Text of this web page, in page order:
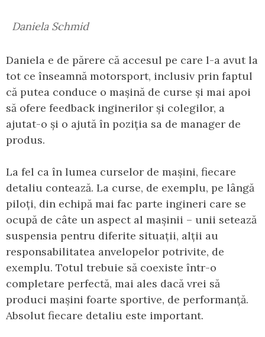
Daniela Schmid
Daniela e de părere că accesul pe care l-a avut la
tot ce înseamnă motorsport, inclusiv prin faptul
că putea conduce o mașină de curse și mai apoi
să ofere feedback inginerilor și colegilor, a
ajutat-o și o ajută în poziția sa de manager de
produs.
La fel ca în lumea curselor de mașini, fiecare
detaliu contează. La curse, de exemplu, pe lângă
piloți, din echipă mai fac parte ingineri care se
ocupă de câte un aspect al mașinii – unii setează
suspensia pentru diferite situații, alții au
responsabilitatea anvelopelor potrivite, de
exemplu. Totul trebuie să coexiste într-o
completare perfectă, mai ales dacă vrei să
produci mașini foarte sportive, de performanță.
Absolut fiecare detaliu este important.